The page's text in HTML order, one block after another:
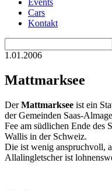
Events
Cars
Kontakt
nach:
1.01.2006
Mattmarksee
Der Mattmarksee ist ein
der Gemeinden Saas-
Fee am südlichen Ende des
Wallis in der Schweiz.
Die ist wenig anspruchvoll,
Allalingletscher ist